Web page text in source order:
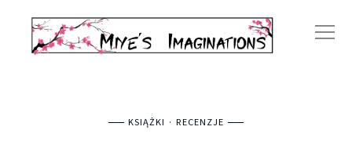
KSIĄŻKI RECENZJE